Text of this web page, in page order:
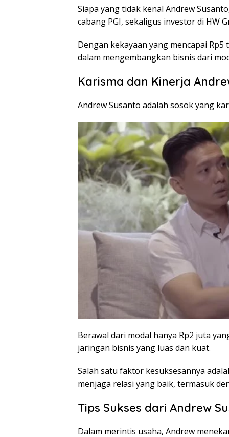
Siapa yang tidak kenal Andrew
cabang PGI, sekaligus investor di HW
Dengan kekayaan yang mencapai
dalam mengembangkan bisnis dari
Karisma dan Kinerja
Andrew Susanto adalah sosok yang
Berawal dari modal hanya Rp2 juta
jaringan bisnis yang luas dan kuat.
Salah satu faktor kesuksesannya
menjaga relasi yang baik, termasuk
Tips Sukses dari Andrew
Dalam merintis usaha, Andrew